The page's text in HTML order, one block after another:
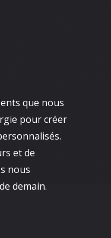
que nous
pour créer
et de
nous
demain.